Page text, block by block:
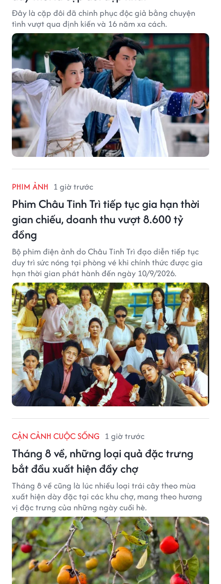
Đây là cặp đôi đã chinh phục độc giả bằng chuyện
tình vượt qua định kiến và 16 năm xa cách.
PHIM ẢNH 1 giờ trước
Phim Châu Tinh Trì tiếp tục gia hạn thời
gian chiếu, doanh thu vượt 8.600 tỷ
đồng
Bộ phim điện ảnh do Châu Tinh Trì đạo diễn tiếp tục
duy trì sức nóng tại phòng vé khi chính thức được gia
hạn thời gian phát hành đến ngày 10/9/2026.
CẬN CẢNH CUỘC SỐNG 1 giờ trước
Tháng 8 về, những loại quả đặc trưng
bắt đầu xuất hiện đầy chợ
Tháng 8 về cũng là lúc nhiều loại trái cây theo mùa
xuất hiện dày đặc tại các khu chợ, mang theo hương
vị đặc trưng của những ngày cuối hè.